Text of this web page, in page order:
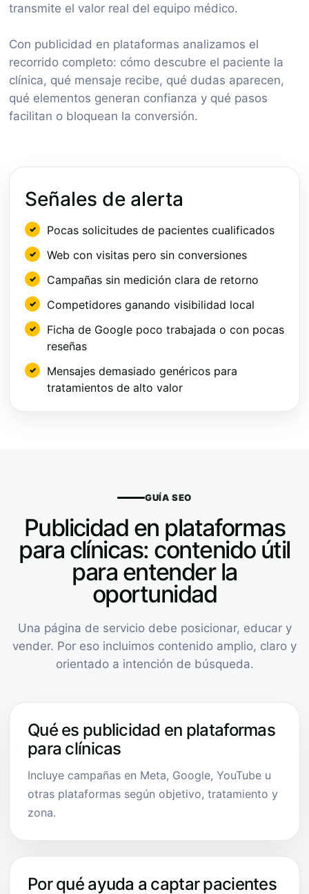
transmite el valor real del equipo médico.
Con publicidad en plataformas analizamos el
recorrido completo: cómo descubre el paciente la
clínica, qué mensaje recibe, qué dudas aparecen,
qué elementos generan confianza y qué pasos
facilitan o bloquean la conversión.
Señales de alerta
Pocas solicitudes de pacientes cualificados
Web con visitas pero sin conversiones
Campañas sin medición clara de retorno
Competidores ganando visibilidad local
Ficha de Google poco trabajada o con pocas
reseñas
Mensajes demasiado genéricos para
tratamientos de alto valor
GUÍA SEO
Publicidad en plataformas
para clínicas: contenido útil
para entender la
oportunidad
Una página de servicio debe posicionar, educar y
vender. Por eso incluimos contenido amplio, claro y
orientado a intención de búsqueda.
Qué es publicidad en plataformas
para clínicas
Incluye campañas en Meta, Google, YouTube u
otras plataformas según objetivo, tratamiento y
zona.
Por qué ayuda a captar pacientes